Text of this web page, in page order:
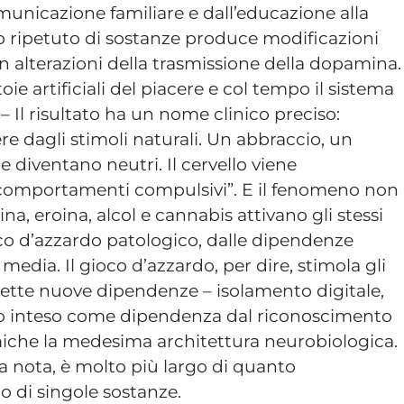
familiare e dall’educazione alla
ripetuto di sostanze produce modificazioni
della trasmissione della dopamina.
artificiali del piacere e col tempo il sistema
Il risultato ha un nome clinico preciso:
dagli stimoli naturali. Un abbraccio, un
diventano neutri. Il cervello viene
compulsivi”. E il fenomeno non
eroina, alcol e cannabis attivano gli stessi
d’azzardo patologico, dalle dipendenze
Il gioco d’azzardo, per dire, stimola gli
nuove dipendenze – isolamento digitale,
come dipendenza dal riconoscimento
la medesima architettura neurobiologica.
nota, è molto più largo di quanto
di singole sostanze.